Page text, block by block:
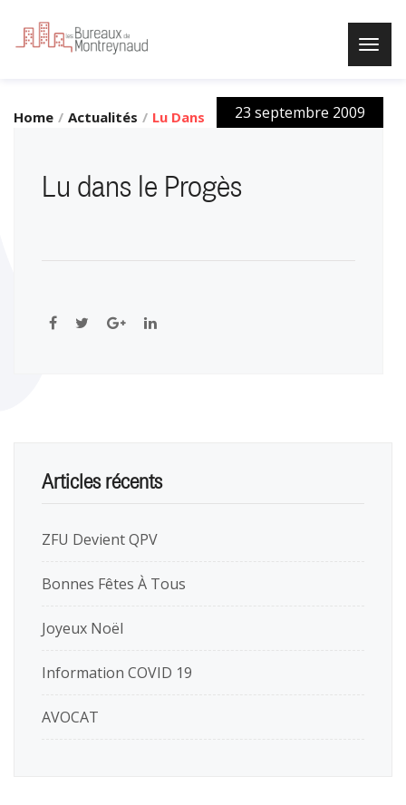
Home Actualités
Lu Dans
23 septembre 2009
Lu dans le Progès
Articles récents
ZFU Devient QPV
Bonnes Fêtes À Tous
Joyeux Noël
Information COVID 19
AVOCAT